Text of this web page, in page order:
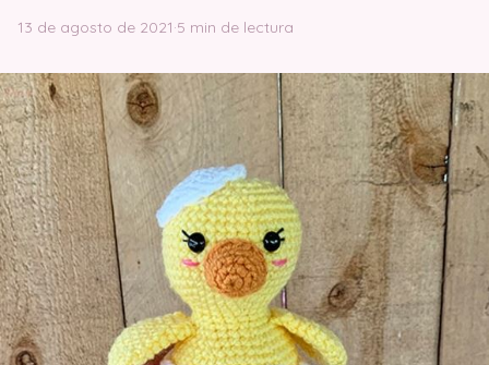
13 de agosto de 2021·5 min de lectura